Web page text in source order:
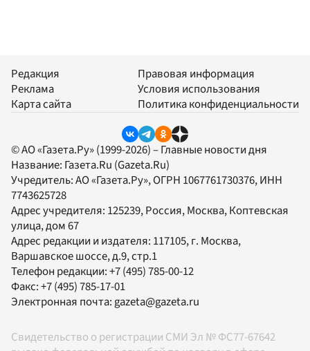
Редакция
Реклама
Карта сайта
Правовая информация
Условия использования
Политика конфиденциальности
© АО «Газета.Ру» (1999-2026) – Главные новости дня
Название: Газета.Ru (Gazeta.Ru)
Учредитель:АО «Газета.Ру», ОГРН 1067761730376, ИНН
7743625728
Адрес учредителя: 125239, Россия, Москва, Коптевская
улица, дом 67
Адрес редакции и издателя: 117105, г. Москва,
Варшавское шоссе, д.9, стр.1
Телефон редакции:+7 (495) 785-00-12
Факс:+7 (495) 785-17-01
Электронная почта:gazeta@gazeta.ru
Свидетельство о регистрации СМИ Эл № ФС77-67642